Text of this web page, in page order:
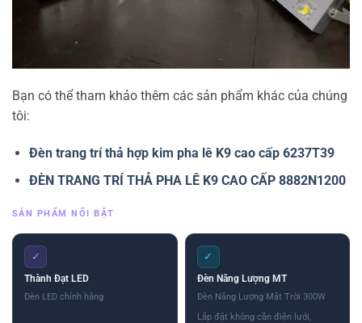
Bạn có thể tham khảo thêm các sản phẩm khác của chúng
tôi:
Đèn trang trí thả hợp kim pha lê K9 cao cấp 6237T39
ĐÈN TRANG TRÍ THẢ PHA LÊ K9 CAO CẤP 8882N1200
SẢN PHẨM NỔI BẬT
✓
Thành Đạt LED
Đèn LED chính hãng
✓
Đèn Năng Lượng MT
Đèn Năng Lượng Mặt Trời 300W
Lắp đặt không cần điện lưới,